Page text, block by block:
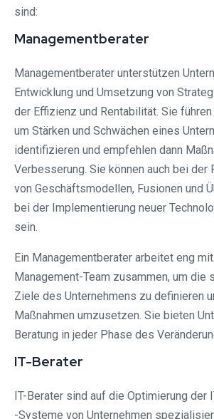
sind:
Managementberater
Managementberater unterstützen
Entwicklung und Umsetzung von
der Effizienz und Rentabilität. Sie führen
um Stärken und Schwächen eines
identifizieren und empfehlen dann
Verbesserung. Sie können auch bei der
von Geschäftsmodellen, Fusionen und
bei der Implementierung neuer
sein.
Ein Managementberater arbeitet eng
Management-Team zusammen, um die
Ziele des Unternehmens zu definieren
Maßnahmen umzusetzen. Sie bieten
Beratung in jeder Phase des
IT-Berater
IT-Berater sind auf die Optimierung der
-Systeme von Unternehmen